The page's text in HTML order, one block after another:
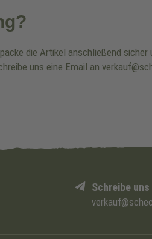
die Artikel anschließend
uns eine Email an
Schreibe uns